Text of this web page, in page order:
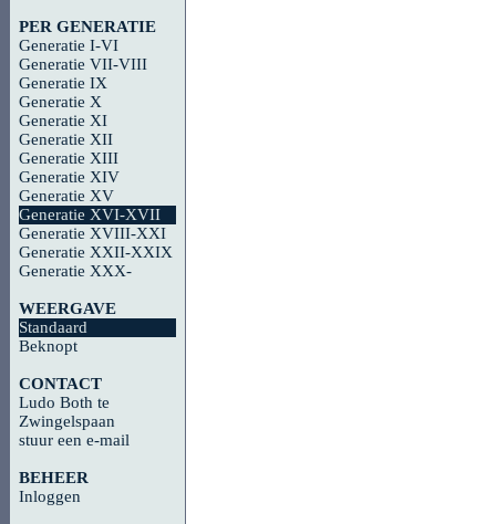
PER GENERATIE
Generatie I-VI
Generatie VII-VIII
Generatie IX
Generatie X
Generatie XI
Generatie XII
Generatie XIII
Generatie XIV
Generatie XV
Generatie XVI-XVII
Generatie XVIII-XXI
Generatie XXII-XXIX
Generatie XXX-
WEERGAVE
Standaard
Beknopt
CONTACT
Ludo Both te
Zwingelspaan
stuur een e-mail
BEHEER
Inloggen